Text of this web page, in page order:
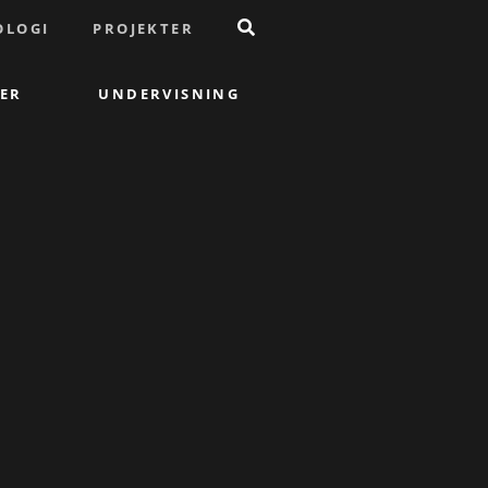
PROJEKTER
UNDERVISNING